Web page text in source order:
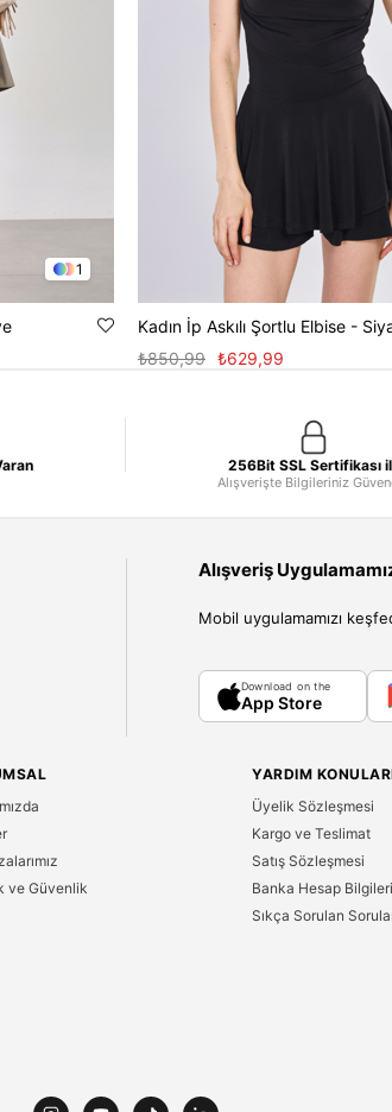
1
Kadın İp Askılı Şortlu Elbise -
₺629,99
₺850,99
256Bit SSL Sertifikası
Alışverişte Bilgileriniz
Alışveriş
Mobil uygulamamızı
Download on the
App Store
ve Güvenlik
YARDIM
Üyelik Sözleşmesi
Kargo ve Teslimat
Satış Sözleşmesi
Banka Hesap Bilgileri
Sıkça Sorulan